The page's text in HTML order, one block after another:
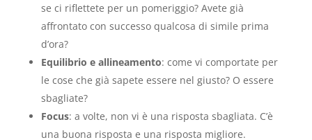
se ci riflettete per un pomeriggio? Avete già
affrontato con successo qualcosa di simile prima
d’ora?
Equilibrio e allineamento: come vi comportate per
le cose che già sapete essere nel giusto? O essere
sbagliate?
Focus: a volte, non vi è una risposta sbagliata. C’è
una buona risposta e una risposta migliore.